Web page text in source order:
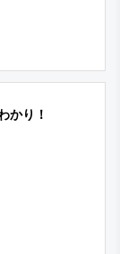
かり！